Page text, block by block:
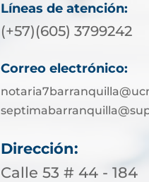
Líneas de atención:
(+57)(605) 3799242
Correo electrónico:
Dirección:
Calle 53 # 44 - 184